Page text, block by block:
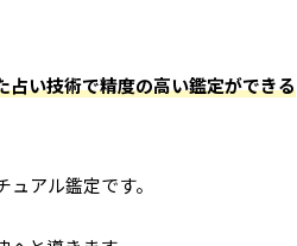
占い技術で精度の高い鑑定ができる
アル鑑定です。